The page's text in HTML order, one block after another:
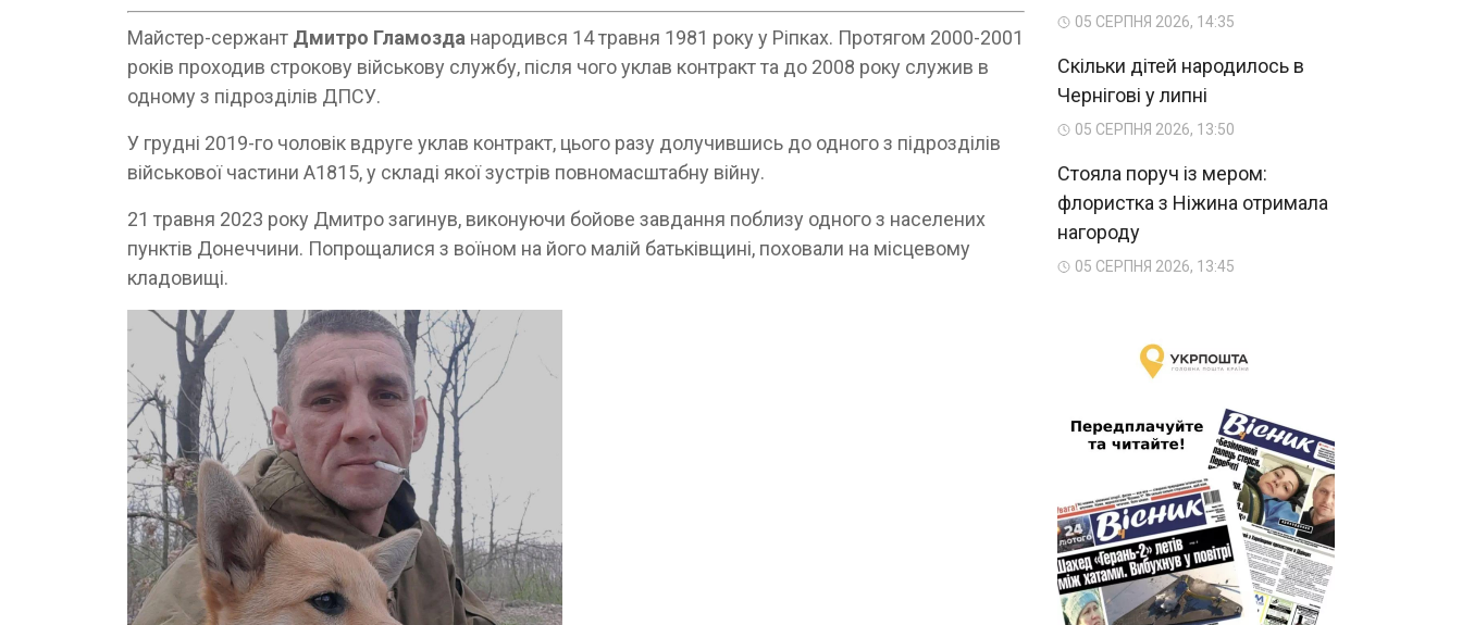
Майстер-сержант Дмитро Гламозда народився 14 травня 1981 року у Ріпках. Протягом 2000-2001
років проходив строкову військову службу, після чого уклав контракт та до 2008 року служив в
одному з підрозділів ДПСУ.
У грудні 2019-го чоловік вдруге уклав контракт, цього разу долучившись до одного з підрозділів
військової частини А1815, у складі якої зустрів повномасштабну війну.
21 травня 2023 року Дмитро загинув, виконуючи бойове завдання поблизу одного з населених
пунктів Донеччини. Попрощалися з воїном на його малій батьківщині, поховали на місцевому
кладовищі.
05 СЕРПНЯ 2026, 14:35
Скільки дітей народилось в
Чернігові у липні
05 СЕРПНЯ 2026, 13:50
Стояла поруч із мером:
флористка з Ніжина отримала
нагороду
05 СЕРПНЯ 2026, 13:45